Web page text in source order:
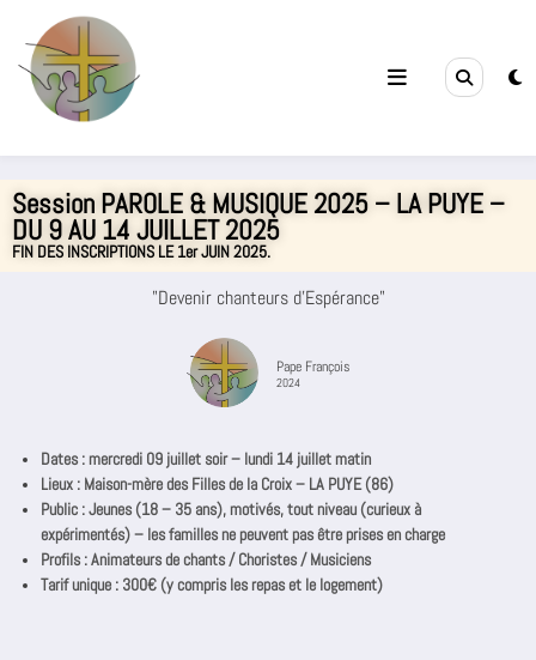
Filles de la Croix
Session PAROLE & MUSIQUE 2025 – LA PUYE –
DU 9 AU 14 JUILLET 2025
FIN DES INSCRIPTIONS LE 1er JUIN 2025.
"Devenir chanteurs d'Espérance"
Pape François
2024
Dates : mercredi 09 juillet soir – lundi 14 juillet matin
Lieux : Maison-mère des Filles de la Croix – LA PUYE (86)
Public : Jeunes (18 – 35 ans), motivés, tout niveau (curieux à
expérimentés) – les familles ne peuvent pas être prises en charge
Profils : Animateurs de chants / Choristes / Musiciens
Tarif unique : 300€ (y compris les repas et le logement)